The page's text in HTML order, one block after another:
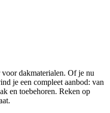
dakmaterialen. Of je nu
je een compleet aanbod: van
en toebehoren. Reken op